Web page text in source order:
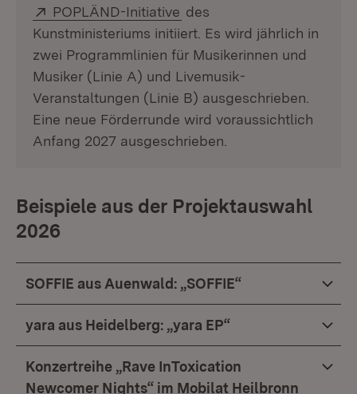
Extern:
POPLÄND-Initiative (Öffnet in neuem Fenster)
des
Kunstministeriums initiiert. Es wird jährlich in
zwei Programmlinien für Musikerinnen und
Musiker (Linie A) und Livemusik-
Veranstaltungen (Linie B) ausgeschrieben.
Eine neue Förderrunde wird voraussichtlich
Anfang 2027 ausgeschrieben.
Beispiele aus der Projektauswahl
2026
SOFFIE aus Auenwald: „SOFFIE“
yara aus Heidelberg: „yara EP“
Konzertreihe „Rave InToxication
Newcomer Nights“ im Mobilat Heilbronn